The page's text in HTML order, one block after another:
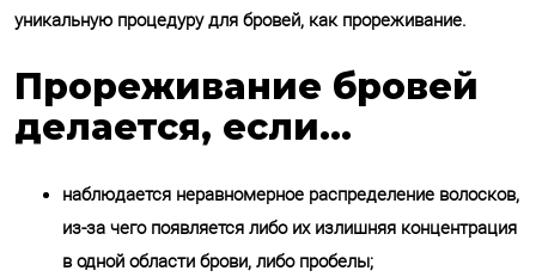
уникальную процедуру для бровей, как прореживание.
Прореживание бровей
делается, если…
наблюдается неравномерное распределение волосков,
из-за чего появляется либо их излишняя концентрация
в одной области брови, либо пробелы;